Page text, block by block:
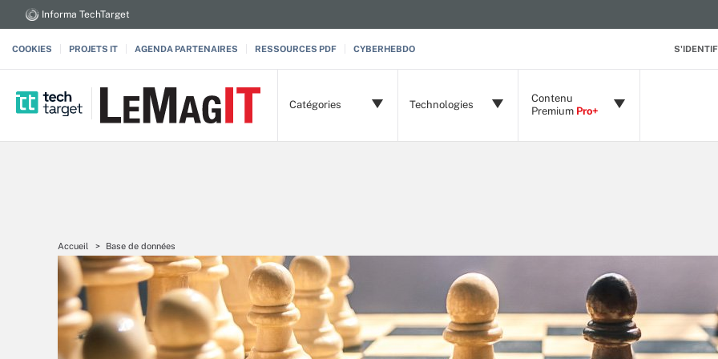
Informa TechTarget
COOKIES PROJETS IT AGENDA PARTENAIRES RESSOURCES PDF CYBERHEBDO
Catégories Technologies
Contenu
Premium Pro+
Accueil Base de données